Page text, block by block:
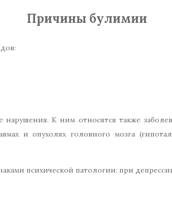
Причины булимии
нарушения. К ним относятся также
и опухолях головного мозга
психической патологии: при